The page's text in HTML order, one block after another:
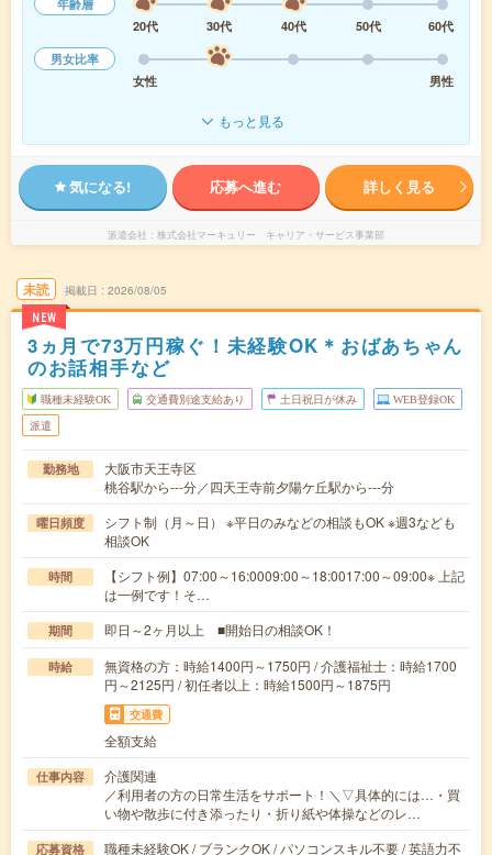
年齢層
20代
30代 40代 50代
60代
男女比率
女性
男性
もっと見る
気になる! 応募へ進む 詳しく見る
派遣会社 株式会社マーキュリー キャリア・サービス事業部
未読
NEW
掲載日 2026/08/05
3ヵ月で73万円稼ぐ！未経験OK＊おばあちゃん
のお話相手など
職種未経験OK 交通費別途支給あり 土日祝日が休み WEB登録OK
派遣
勤務地
大阪市天王寺区
桃谷駅から---分／四天王寺前夕陽ケ丘駅から---分
曜日頻度
シフト制（月～日） ※平日のみなどの相談もOK ※週3なども
相談OK
時間
【シフト例】07:00～16:0009:00～18:0017:00～09:00※ 上記
は一例です！そ…
期間 即日～2ヶ月以上 ■開始日の相談OK！
時給
無資格の方：時給1400円～1750円 / 介護福祉士：時給1700
円～2125円 / 初任者以上：時給1500円～1875円
交通費
全額支給
仕事内容
介護関連
／利用者の方の日常生活をサポート！＼▽具体的には…・買
い物や散歩に付き添ったり・折り紙や体操などのレ…
応募資格
職種未経験OK / ブランクOK / パソコンスキル不要 / 英語力不